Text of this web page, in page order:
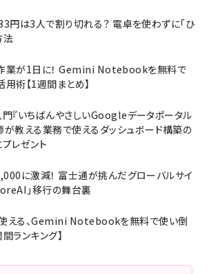
円は3人で割り切れる？ 電卓を使わずに「ひ
法
業が1日に！ Gemini Notebookを無料で
術【1週間まとめ】
『いちばんやさしいGoogleデータポータル
教える業務で使えるダッシュボード構築の
レゼント
に激減！ 富士通が挑んだグローバルサイ
」移行の舞台裏
える、Gemini Notebookを無料で使い倒
ランキング】